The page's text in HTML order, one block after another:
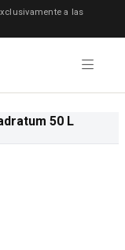
a las
50 L